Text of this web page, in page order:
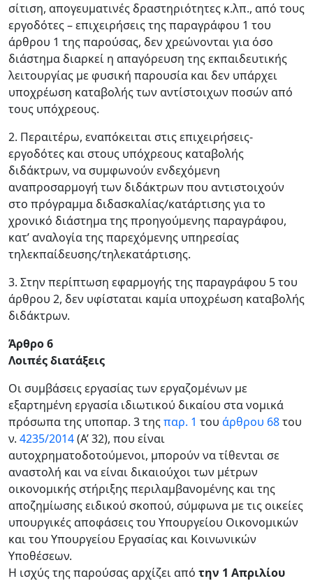
σίτιση, απογευματινές δραστηριότητες κ.λπ., από τους
εργοδότες – επιχειρήσεις της παραγράφου 1 του
άρθρου 1 της παρούσας, δεν χρεώνονται για όσο
διάστημα διαρκεί η απαγόρευση της εκπαιδευτικής
λειτουργίας με φυσική παρουσία και δεν υπάρχει
υποχρέωση καταβολής των αντίστοιχων ποσών από
τους υπόχρεους.
2. Περαιτέρω, εναπόκειται στις επιχειρήσεις-
εργοδότες και στους υπόχρεους καταβολής
διδάκτρων, να συμφωνούν ενδεχόμενη
αναπροσαρμογή των διδάκτρων που αντιστοιχούν
στο πρόγραμμα διδασκαλίας/κατάρτισης για το
χρονικό διάστημα της προηγούμενης παραγράφου,
κατ’ αναλογία της παρεχόμενης υπηρεσίας
τηλεκπαίδευσης/τηλεκατάρτισης.
3. Στην περίπτωση εφαρμογής της παραγράφου 5 του
άρθρου 2, δεν υφίσταται καμία υποχρέωση καταβολής
διδάκτρων.
Άρθρο 6
Λοιπές διατάξεις
Οι συμβάσεις εργασίας των εργαζομένων με
εξαρτημένη εργασία ιδιωτικού δικαίου στα νομικά
πρόσωπα της υποπαρ. 3 τηςπαρ. 1 του άρθρου 68του
ν. 4235/2014(Α’ 32), που είναι
αυτοχρηματοδοτούμενοι, μπορούν να τίθενται σε
αναστολή και να είναι δικαιούχοι των μέτρων
οικονομικής στήριξης περιλαμβανομένης και της
αποζημίωσης ειδικού σκοπού, σύμφωνα με τις οικείες
υπουργικές αποφάσεις του Υπουργείου Οικονομικών
και του Υπουργείου Εργασίας και Κοινωνικών
Υποθέσεων.
Η ισχύς της παρούσας αρχίζει από την 1 Απριλίου